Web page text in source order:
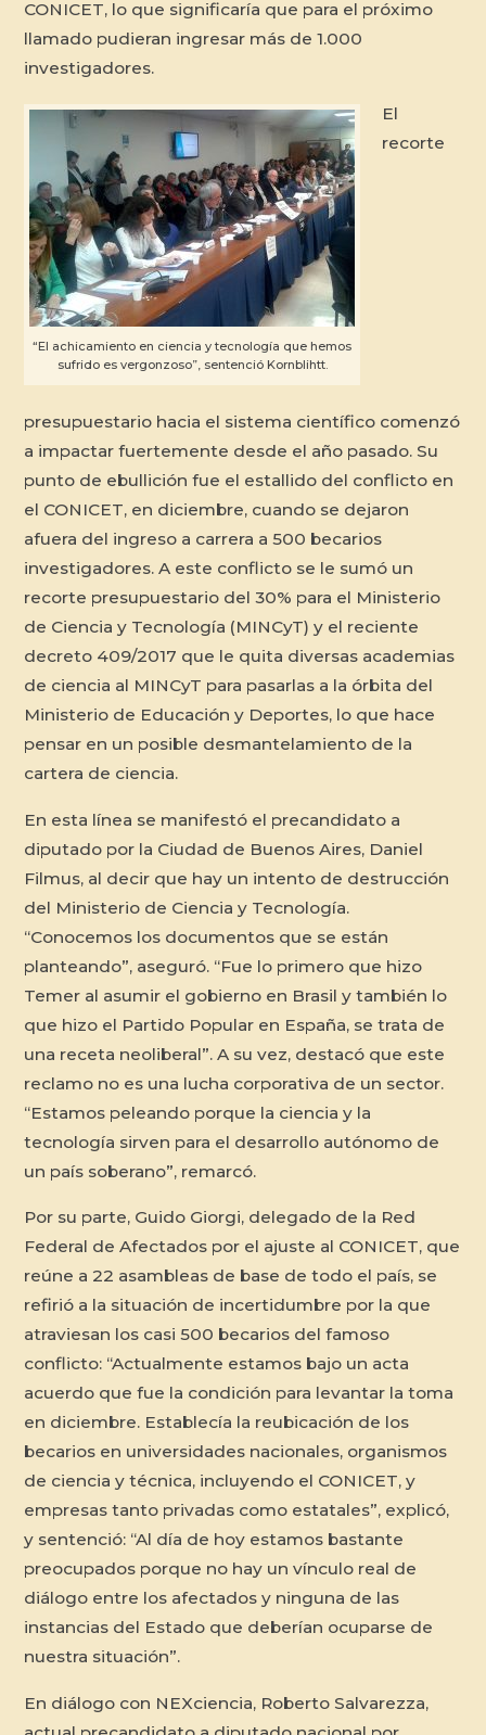
CONICET, lo que significaría que para el próximo
llamado pudieran ingresar más de 1.000
investigadores.
“El achicamiento en ciencia y tecnología que hemos
sufrido es vergonzoso”, sentenció Kornblihtt.
El
recorte
presupuestario hacia el sistema científico comenzó
a impactar fuertemente desde el año pasado. Su
punto de ebullición fue el estallido del conflicto en
el CONICET, en diciembre, cuando se dejaron
afuera del ingreso a carrera a 500 becarios
investigadores. A este conflicto se le sumó un
recorte presupuestario del 30% para el Ministerio
de Ciencia y Tecnología (MINCyT) y el reciente
decreto 409/2017 que le quita diversas academias
de ciencia al MINCyT para pasarlas a la órbita del
Ministerio de Educación y Deportes, lo que hace
pensar en un posible desmantelamiento de la
cartera de ciencia.
En esta línea se manifestó el precandidato a
diputado por la Ciudad de Buenos Aires, Daniel
Filmus, al decir que hay un intento de destrucción
del Ministerio de Ciencia y Tecnología.
“Conocemos los documentos que se están
planteando”, aseguró. “Fue lo primero que hizo
Temer al asumir el gobierno en Brasil y también lo
que hizo el Partido Popular en España, se trata de
una receta neoliberal”. A su vez, destacó que este
reclamo no es una lucha corporativa de un sector.
“Estamos peleando porque la ciencia y la
tecnología sirven para el desarrollo autónomo de
un país soberano”, remarcó.
Por su parte, Guido Giorgi, delegado de la Red
Federal de Afectados por el ajuste al CONICET, que
reúne a 22 asambleas de base de todo el país, se
refirió a la situación de incertidumbre por la que
atraviesan los casi 500 becarios del famoso
conflicto: “Actualmente estamos bajo un acta
acuerdo que fue la condición para levantar la toma
en diciembre. Establecía la reubicación de los
becarios en universidades nacionales, organismos
de ciencia y técnica, incluyendo el CONICET, y
empresas tanto privadas como estatales”, explicó,
y sentenció: “Al día de hoy estamos bastante
preocupados porque no hay un vínculo real de
diálogo entre los afectados y ninguna de las
instancias del Estado que deberían ocuparse de
nuestra situación”.
En diálogo con NEXciencia, Roberto Salvarezza,